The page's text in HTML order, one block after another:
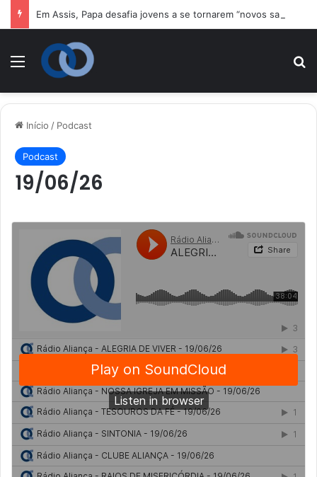
Menu
Início / Podcast
Podcast
19/06/26